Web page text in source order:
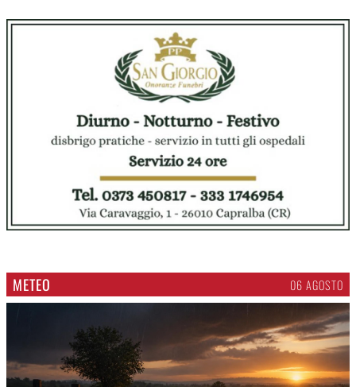
METEO 06 AGOSTO